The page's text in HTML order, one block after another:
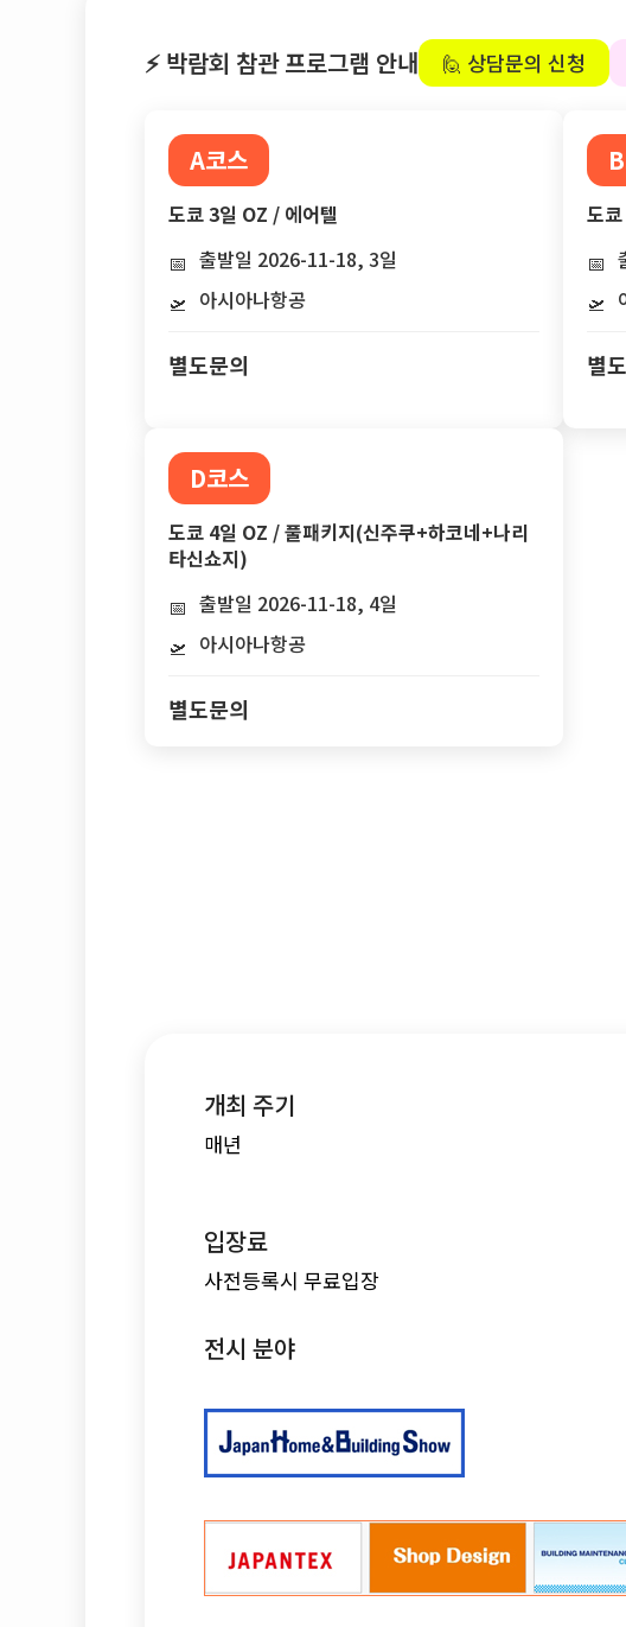
⚡ 박람회 참관 프로그램 안내 🙋 상담문의 신청
A코스
도쿄 3일 OZ / 에어텔
📅 출발일 2026-11-18, 3일
🛫 아시아나항공
별도문의
도
📅
🛫
별
D코스
도쿄 4일 OZ / 풀패키지(신주쿠+하코네+나리
타신쇼지)
📅 출발일 2026-11-18, 4일
🛫 아시아나항공
별도문의
개최 주기
매년
입장료
사전등록시 무료입장
전시 분야